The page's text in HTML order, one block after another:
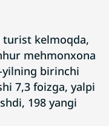
turist kelmoqda,
mehmonxona
yilning birinchi
7,3 foizga, yalpi
198 yangi